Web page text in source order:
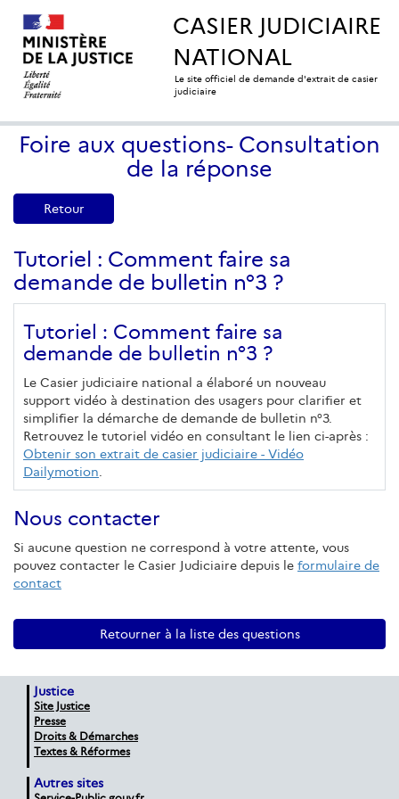
CASIER JUDICIAIRE
NATIONAL
Le site officiel de demande d'extrait de casier
judiciaire
Foire aux questions- Consultation
de la réponse
Retour
Tutoriel : Comment faire sa
demande de bulletin n°3 ?
Tutoriel : Comment faire sa
demande de bulletin n°3 ?
Le Casier judiciaire national a élaboré un nouveau
support vidéo à destination des usagers pour clarifier et
simplifier la démarche de demande de bulletin n°3.
Retrouvez le tutoriel vidéo en consultant le lien ci-après :
Obtenir son extrait de casier judiciaire - Vidéo
Dailymotion.
Nous contacter
Si aucune question ne correspond à votre attente, vous
pouvez contacter le Casier Judiciaire depuis le formulaire de
contact
Retourner à la liste des questions
Justice
Site Justice
Presse
Droits & Démarches
Textes & Réformes
Autres sites